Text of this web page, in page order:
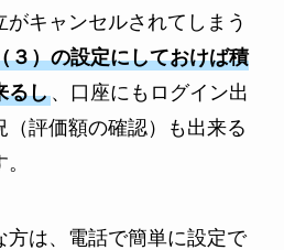
キャンセルされてしまう
３）の設定にしておけば積
るし、口座にもログイン出
評価額の確認）も出来る
方は、電話で簡単に設定で